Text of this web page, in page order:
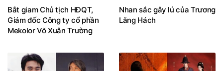
Bắt giam Chủ tịch HĐQT,
Giám đốc Công ty cổ phần
Mekolor Võ Xuân Trường
Nhan sắc gây lú của Trương
Lăng Hách